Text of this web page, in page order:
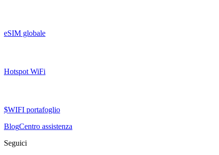
eSIM globale
Hotspot WiFi
$WIFI portafoglio
BlogCentro assistenza
Seguici